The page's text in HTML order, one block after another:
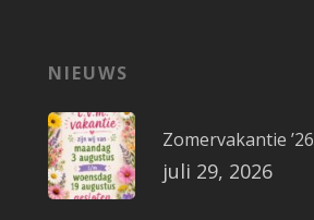
NIEUWS
Zomervakantie ’26
juli 29, 2026